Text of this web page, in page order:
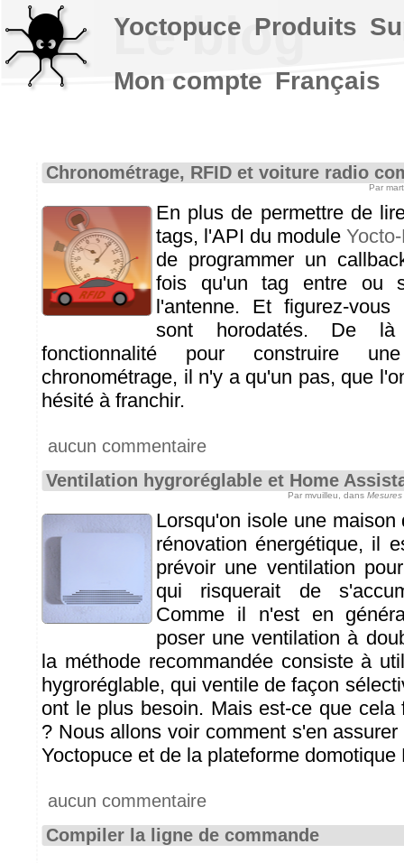
Le blog
Chronométrage, RFID et voiture radio
Par
En plus de permettre de
tags, l'API du module
de programmer un
fois qu'un tag entre ou
l'antenne. Et figurez-
sont horodatés. De
fonctionnalité pour construire
chronométrage, il n'y a qu'un pas, que
hésité à franchir.
aucun commentaire
Ventilation hygroréglable et Home
Par mvuilleu, dans
Lorsqu'on isole une
rénovation énergétique, il
prévoir une ventilation
qui risquerait de
Comme il n'est en
poser une ventilation à
la méthode recommandée consiste à
hygroréglable, qui ventile de façon
ont le plus besoin. Mais est-ce que cela
? Nous allons voir comment s'en
Yoctopuce et de la plateforme domotique
aucun commentaire
Compiler la ligne de commande
Yoctopuce Produits
Mon compte Français